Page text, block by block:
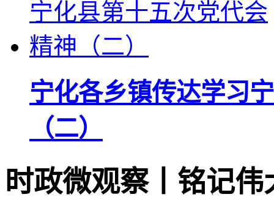
宁化各乡镇传达学习
（二）
时政微观察丨铭记